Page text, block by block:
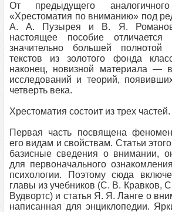
От предыдущего
«Хрестоматия по вниманию» под
А. А. Пузырея и В. Я.
настоящее пособие отличается
значительно большей полнотой
текстов из золотого фонда
наконец, новизной материала —
исследований и теорий,
четверть века.
Хрестоматия состоит из трех частей.
Первая часть посвящена
его видам и свойствам. Статьи
базисные сведения о внимании,
для первоначального
психологии. Поэтому сюда
главы из учебников (С. В. Кравков,
Вудвортс) и статья Я. Я. Ланге о
написанная для энциклопедии.